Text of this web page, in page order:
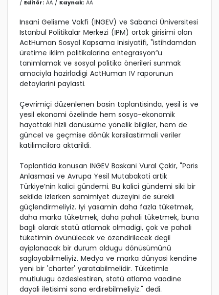
/ Editör: AA / Kaynak: AA
Insani Gelisme Vakfi (INGEV) ve Sabanci Üniversitesi
Istanbul Politikalar Merkezi (IPM) ortak girisimi olan
ActHuman Sosyal Kapsama Inisiyatifi, "istihdamdan
üretime iklim politikalarina entegrasyon”u
tanimlamak ve sosyal politika önerileri sunmak
amaciyla hazirladigi ActHuman IV raporunun
detaylarini paylasti.
Çevrimiçi düzenlenen basin toplantisinda, yesil is ve
yesil ekonomi özelinde hem sosyo-ekonomik
hayattaki hizli dönüsüme yönelik bilgiler, hem de
güncel ve geçmise dönük karsilastirmali veriler
katilimcilara aktarildi.
Toplantida konusan INGEV Baskani Vural Çakir, "Paris
Anlasmasi ve Avrupa Yesil Mutabakati artik
Türkiye’nin kalici gündemi. Bu kalici gündemi siki bir
sekilde izlerken samimiyet düzeyini de sürekli
güçlendirmeliyiz. Iyi yasamin daha fazla tüketmek,
daha marka tüketmek, daha pahali tüketmek, buna
bagli olarak statü atlamak olmadigi, çok ve pahali
tüketimin övünülecek ve özendirilecek degil
ayiplanacak bir durum oldugu dönüsümünü
saglayabilmeliyiz. Medya ve marka dünyasi kendine
yeni bir 'charter' yaratabilmelidir. Tüketimle
mutlulugu özdeslestiren, statü atlama vaadine
dayali iletisimi sona erdirebilmeliyiz." dedi.